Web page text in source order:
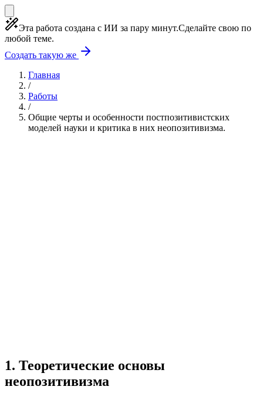
Эта работа создана с ИИ за пару минут.Сделайте свою по
любой теме.
Создать такую же
Главная
/
Работы
/
Общие черты и особенности постпозитивистских
моделей науки и критика в них неопозитивизма.
1. Теоретические основы
неопозитивизма